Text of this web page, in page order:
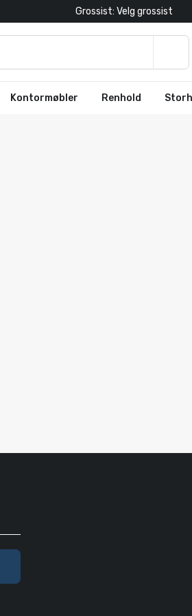
Grossist: Velg grossist
Kontormøbler Renhold